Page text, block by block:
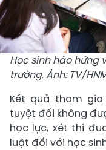
Học sinh hào hứng
trường.Ảnh: TV/
Kết quả tham
tuyệt đối không
học lực, xét thi
luật đối với học